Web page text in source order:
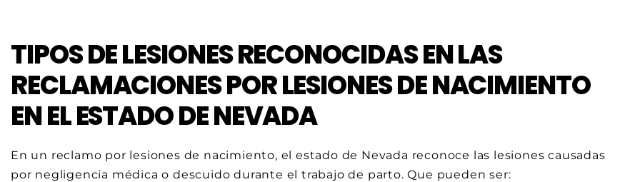
TIPOS DE LESIONES RECONOCIDAS EN LAS
RECLAMACIONES POR LESIONES DE NACIMIENTO
EN EL ESTADO DE NEVADA
En un reclamo por lesiones de nacimiento, el estado de Nevada reconoce las lesiones causadas
por negligencia médica o descuido durante el trabajo de parto. Que pueden ser: